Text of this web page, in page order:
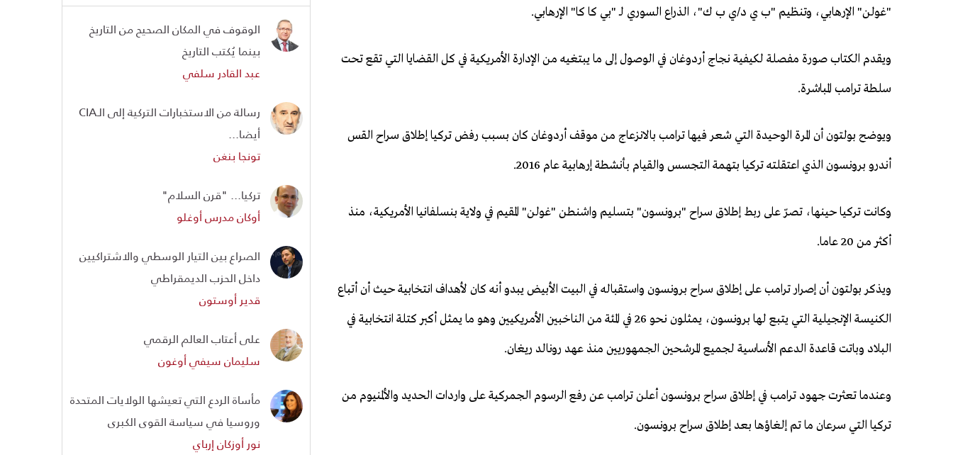
"غولن" الإرهابي، وتنظيم "ب ي د/ي ب ك"، الذراع السوري لـ "بي كا كا" الإرهابي.
ويقدم الكتاب صورة مفصلة لكيفية نجاج أردوغان في الوصول إلى ما يبتغيه من الإدارة الأمريكية في كل القضايا التي تقع تحت
سلطة ترامب المباشرة.
ويوضح بولتون أن المرة الوحيدة التي شعر فيها ترامب بالانزعاج من موقف أردوغان كان بسبب رفض تركيا إطلاق سراح القس
أندرو برونسون الذي اعتقلته تركيا بتهمة التجسس والقيام بأنشطة إرهابية عام 2016.
وكانت تركيا حينها، تصرّ على ربط إطلاق سراح "برونسون" بتسليم واشنطن "غولن" المقيم في ولاية بنسلفانيا الأمريكية، منذ
أكثر من 20 عاما.
ويذكر بولتون أن إصرار ترامب على إطلاق سراح برونسون واستقباله في البيت الأبيض يبدو أنه كان لأهداف انتخابية حيث أن أتباع
الكنيسة الإنجيلية التي يتبع لها برونسون، يمثلون نحو 26 في المئة من الناخبين الأمريكيين وهو ما يمثل أكبر كتلة انتخابية في
البلاد وباتت قاعدة الدعم الأساسية لجميع المرشحين الجمهوريين منذ عهد رونالد ريغان.
وعندما تعثرت جهود ترامب في إطلاق سراح برونسون أعلن ترامب عن رفع الرسوم الجمركية على واردات الحديد والألمنيوم من
تركيا التي سرعان ما تم إلغاؤها بعد إطلاق سراح برونسون.
الوقوف في المكان الصحيح من التاريخ
بينما يُكتب التاريخ
عبد القادر سلفي
رسالة من الاستخبارات التركية إلى الـCIA
أيضا...
تونجا بنغن
تركيا... "قرن السلام"
أوكان مدرس أوغلو
الصراع بين التيار الوسطي والاشتراكيين
داخل الحزب الديمقراطي
قدير أوستون
على أعتاب العالم الرقمي
سليمان سيفي أوغون
مأساة الردع التي تعيشها الولايات المتحدة
وروسيا في سياسة القوى الكبرى
نور أوزكان إرباي